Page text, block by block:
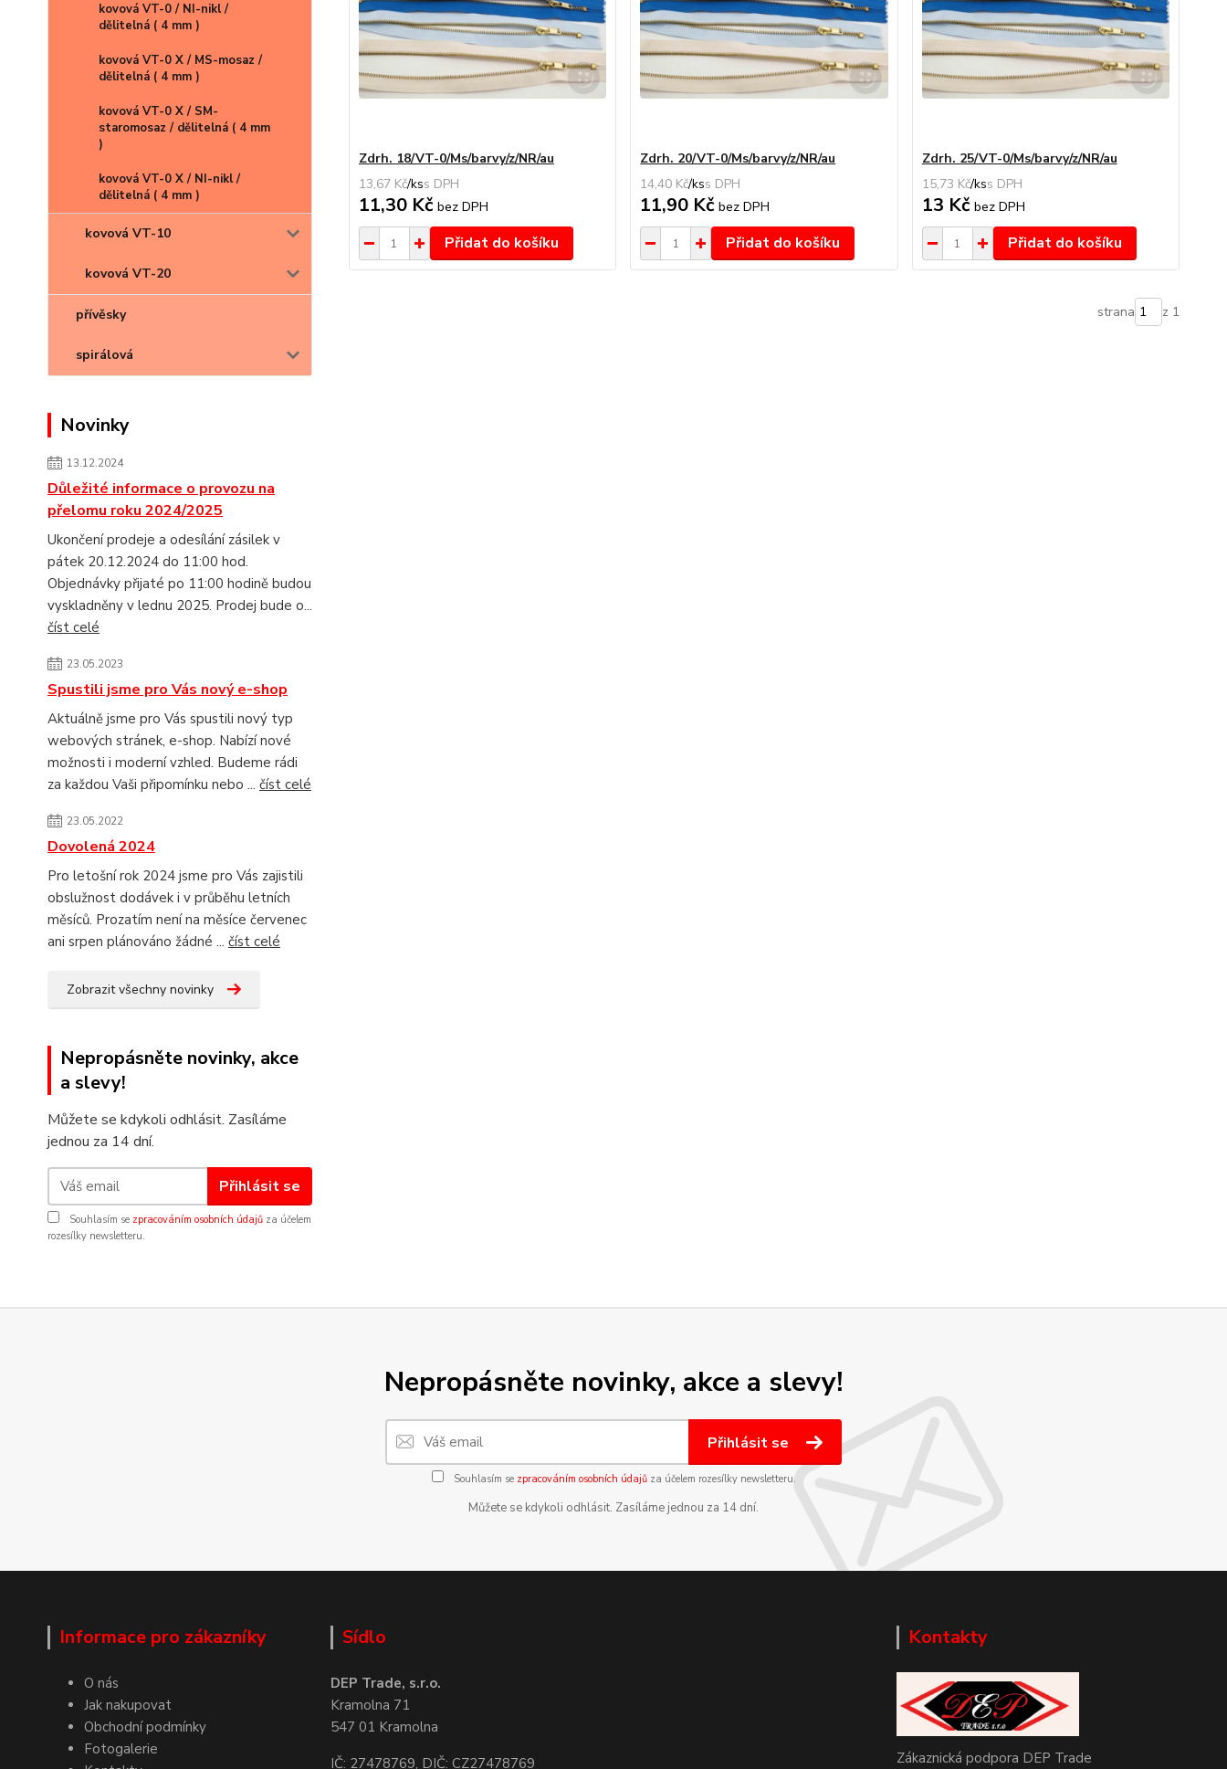
kovová VT-0 / NI-nikl /
dělitelná ( 4 mm )
kovová VT-0 X / MS-mosaz /
dělitelná ( 4 mm )
kovová VT-0 X / SM-
staromosaz / dělitelná ( 4 mm
)
kovová VT-0 X / NI-nikl /
dělitelná ( 4 mm )
kovová VT-10
kovová VT-20
přívěsky
spirálová
Novinky
13.12.2024
Důležité informace o provozu na
přelomu roku 2024/2025
Ukončení prodeje a odesílání zásilek v
pátek 20.12.2024 do 11:00 hod.
Objednávky přijaté po 11:00 hodině budou
vyskladněny v lednu 2025. Prodej bude o...
číst celé
23.05.2023
Spustili jsme pro Vás nový e-shop
Aktuálně jsme pro Vás spustili nový typ
webových stránek, e-shop. Nabízí nové
možnosti i moderní vzhled. Budeme rádi
za každou Vaši připomínku nebo ... číst celé
23.05.2022
Dovolená 2024
Pro letošní rok 2024 jsme pro Vás zajistili
obslužnost dodávek i v průběhu letních
měsíců. Prozatím není na měsíce červenec
ani srpen plánováno žádné ... číst celé
Zobrazit všechny novinky
Nepropásněte novinky, akce
a slevy!
Můžete se kdykoli odhlásit. Zasíláme
jednou za 14 dní.
Přihlásit se
Souhlasím se zpracováním osobních údajů za účelem
rozesílky newsletteru.
Zdrh. 18/VT-0/Ms/barvy/z/NR/au
13,67 Kč/ks
11,30 Kč bez DPH
Přidat do košíku
Zdrh. 20/VT-0/Ms/barvy/z/NR/au
14,40 Kč/ks
11,90 Kčbez DPH
Přidat do košíku
Zdrh. 25/VT-0/Ms/barvy/z/NR/au
15,73 Kč/ks
13 Kč bez DPH
Přidat do košíku
strana z 1
Nepropásněte novinky, akce a slevy!
Přihlásit se
Souhlasím se zpracováním osobních údajůza účelem rozesílky newsletteru.
Můžete se kdykoli odhlásit. Zasíláme jednou za 14 dní.
Informace pro zákazníky
O nás
Jak nakupovat
Obchodní podmínky
Fotogalerie
Sídlo
DEP Trade, s.r.o.
Kramolna 71
547 01 Kramolna
IČ: 27478769, DIČ: CZ27478769
Kontakty
Zákaznická podpora DEP Trade